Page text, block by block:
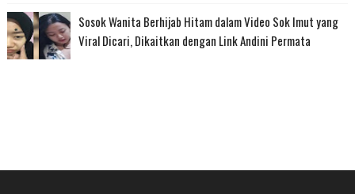
Sosok Wanita Berhijab Hitam dalam Video Sok Imut yang
Viral Dicari, Dikaitkan dengan Link Andini Permata